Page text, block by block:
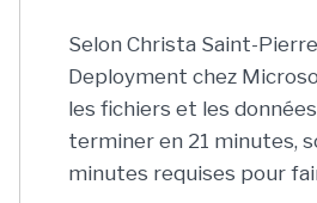
Selon Christa Saint-
Deployment chez
les fichiers et les
terminer en 21 minutes,
minutes requises pour